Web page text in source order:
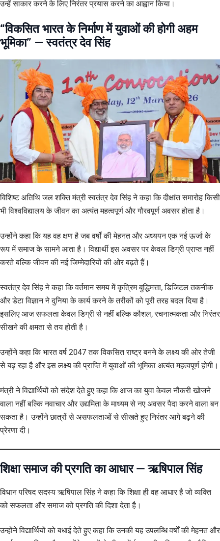
उन्हें साकार करने के लिए निरंतर प्रयास करने का आह्वान किया।
“विकसित भारत के निर्माण में युवाओं की होगी अहम
भूमिका” — स्वतंत्र देव सिंह
विशिष्ट अतिथि जल शक्ति मंत्री स्वतंत्र देव सिंह ने कहा कि दीक्षांत समारोह किसी
भी विश्वविद्यालय के जीवन का अत्यंत महत्वपूर्ण और गौरवपूर्ण अवसर होता है।
उन्होंने कहा कि यह वह क्षण है जब वर्षों की मेहनत और अध्ययन एक नई ऊर्जा के
रूप में समाज के सामने आता है। विद्यार्थी इस अवसर पर केवल डिग्री प्राप्त नहीं
करते बल्कि जीवन की नई जिम्मेदारियों की ओर बढ़ते हैं।
स्वतंत्र देव सिंह ने कहा कि वर्तमान समय में कृत्रिम बुद्धिमत्ता, डिजिटल तकनीक
और डेटा विज्ञान ने दुनिया के कार्य करने के तरीकों को पूरी तरह बदल दिया है।
इसलिए आज सफलता केवल डिग्री से नहीं बल्कि कौशल, रचनात्मकता और निरंतर
सीखने की क्षमता से तय होती है।
उन्होंने कहा कि भारत वर्ष 2047 तक विकसित राष्ट्र बनने के लक्ष्य की ओर तेजी
से बढ़ रहा है और इस लक्ष्य की प्राप्ति में युवाओं की भूमिका अत्यंत महत्वपूर्ण होगी।
मंत्री ने विद्यार्थियों को संदेश देते हुए कहा कि आज का युवा केवल नौकरी खोजने
वाला नहीं बल्कि नवाचार और उद्यमिता के माध्यम से नए अवसर पैदा करने वाला बन
सकता है। उन्होंने छात्रों से असफलताओं से सीखते हुए निरंतर आगे बढ़ने की
प्रेरणा दी।
शिक्षा समाज की प्रगति का आधार — ऋषिपाल सिंह
विधान परिषद सदस्य ऋषिपाल सिंह ने कहा कि शिक्षा ही वह आधार है जो व्यक्ति
को सफलता और समाज को प्रगति की दिशा देता है।
उन्होंने विद्यार्थियों को बधाई देते हुए कहा कि उनकी यह उपलब्धि वर्षों की मेहनत और